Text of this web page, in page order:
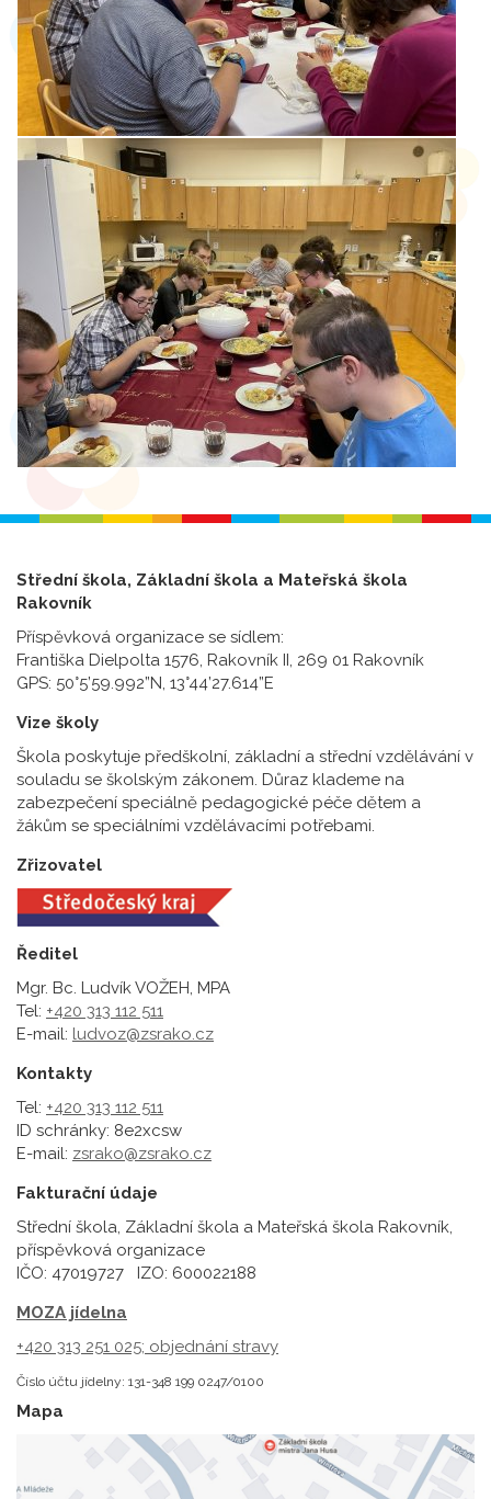
Střední škola, Základní škola a Mateřská škola
Rakovník
Příspěvková organizace se sídlem:
Františka Dielpolta 1576, Rakovník II, 269 01 Rakovník
GPS: 50°5’59.992”N, 13°44’27.614”E
Vize školy
Škola poskytuje předškolní, základní a střední vzdělávání v
souladu se školským zákonem. Důraz klademe na
zabezpečení speciálně pedagogické péče dětem a
žákům se speciálními vzdělávacími potřebami.
Zřizovatel
Ředitel
Mgr. Bc. Ludvík VOŽEH, MPA
Tel: +420 313 112 511
E-mail: ludvoz@zsrako.cz
Kontakty
Tel: +420 313 112 511
ID schránky: 8e2xcsw
E-mail: zsrako@zsrako.cz
Fakturační údaje
Střední škola, Základní škola a Mateřská škola Rakovník,
příspěvková organizace
IČO: 47019727 IZO: 600022188
MOZA jídelna
+420 313 251 025; objednání stravy
Číslo účtu jídelny: 131-348 199 0247/0100
Mapa